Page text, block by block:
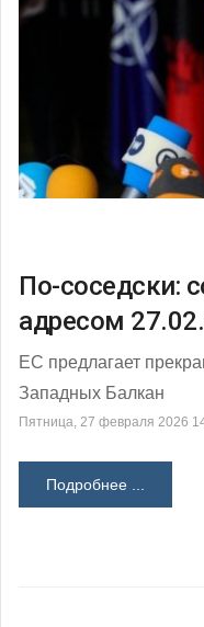
По-соседски:
адресом
ЕС предлагает
Западных Балкан
Пятница, 27 февраля 2026
Подробнее ...